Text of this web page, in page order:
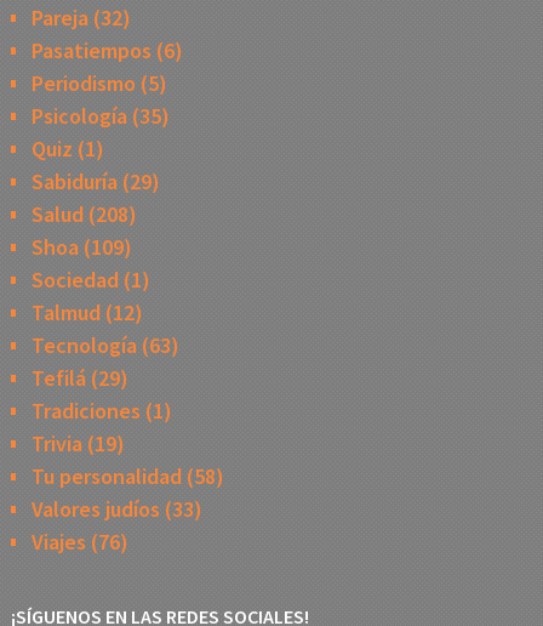
Pareja(32)
Pasatiempos (6)
Periodismo (5)
Psicología(35)
Quiz (1)
Sabiduría(29)
Salud (208)
Shoa(109)
Sociedad(1)
Talmud (12)
Tecnología(63)
Tefilá(29)
Tradiciones (1)
Trivia(19)
Tu personalidad(58)
Valores judíos (33)
Viajes (76)
¡SÍGUENOS EN LAS REDES SOCIALES!